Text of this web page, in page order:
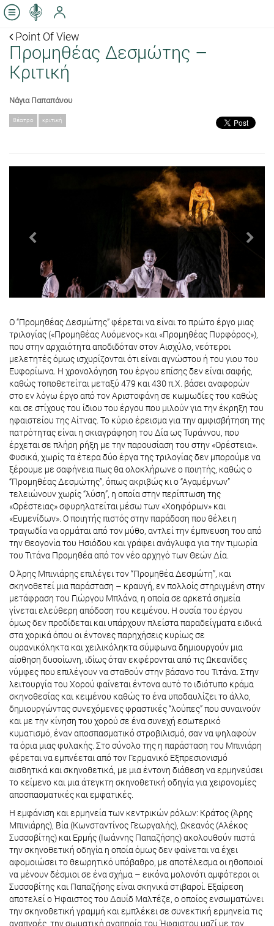
Point Of View
Προμηθέας Δεσμώτης –
Κριτική
Νάγια Παπαπάνου
θέατρο κριτική
Ο “Προμηθέας Δεσμώτης” φέρεται να είναι το πρώτο έργο μιας
τριλογίας («Προμηθέας Λυόμενος» και «Προμηθέας Πυρφόρος»),
που στην αρχαιότητα αποδιδόταν στον Αισχύλο, νεότεροι
μελετητές όμως ισχυρίζονται ότι είναι αγνώστου ή του γιου του
Ευφορίωνα. Η χρονολόγηση του έργου επίσης δεν είναι σαφής,
καθώς τοποθετείται μεταξύ 479 και 430 π.Χ. βάσει αναφορών
στο εν λόγω έργο από τον Αριστοφάνη σε κωμωδίες του καθώς
και σε στίχους του ίδιου του έργου που μιλούν για την έκρηξη του
ηφαιστείου της Αίτνας. Το κύριο έρεισμα για την αμφισβήτηση της
πατρότητας είναι η σκιαγράφηση του Δία ως Τυράννου, που
έρχεται σε πλήρη ρήξη με την παρουσίαση του στην «Ορέστεια».
Φυσικά, χωρίς τα έτερα δύο έργα της τριλογίας δεν μπορούμε να
ξέρουμε με σαφήνεια πως θα ολοκλήρωνε ο ποιητής, καθώς ο
“Προμηθέας Δεσμώτης”, όπως ακριβώς κι ο “Αγαμέμνων”
τελειώνουν χωρίς “λύση”, η οποία στην περίπτωση της
«Ορέστειας» σφυρηλατείται μέσω των «Χοηφόρων» και
«Ευμενίδων». Ο ποιητής πιστός στην παράδοση που θέλει η
τραγωδία να ορμάται από τον μύθο, αντλεί την έμπνευση του από
την Θεογονία του Ησιόδου και γράφει ανάγλυφα για την τιμωρία
του Τιτάνα Προμηθέα από τον νέο αρχηγό των Θεών Δία.
Ο Άρης Μπινιάρης επιλέγει τον “Προμηθέα Δεσμώτη”, και
σκηνοθετεί μια παράσταση – κραυγή, εν πολλοίς στηριγμένη στην
μετάφραση του Γιώργου Μπλάνα, η οποία σε αρκετά σημεία
γίνεται ελεύθερη απόδοση του κειμένου. Η ουσία του έργου
όμως δεν προδίδεται και υπάρχουν πλείστα παραδείγματα ειδικά
στα χορικά όπου οι έντονες παρηχήσεις κυρίως σε
ουρανικόληκτα και χειλικόληκτα σύμφωνα δημιουργούν μια
αίσθηση δυσοίωνη, ιδίως όταν εκφέρονται από τις Ωκεανίδες
νύμφες που επιλέγουν να σταθούν στην βάσανο του Τιτάνα. Στην
λειτουργία του Χορού φαίνεται έντονα αυτό το ιδιότυπο κράμα
σκηνοθεσίας και κειμένου καθώς το ένα υποδαυλίζει το άλλο,
δημιουργώντας συνεχόμενες φραστικές “λούπες” που συναινούν
και με την κίνηση του χορού σε ένα συνεχή εσωτερικό
κυματισμό, έναν αποσπασματικό στροβιλισμό, σαν να ψηλαφούν
τα όρια μιας φυλακής. Στο σύνολο της η παράσταση του Μπινιάρη
φέρεται να εμπνέεται από τον Γερμανικό Εξπρεσιονισμό
αισθητικά και σκηνοθετικά, με μια έντονη διάθεση να ερμηνεύσει
το κείμενο και μια άτεγκτη σκηνοθετική οδηγία για χειρονομίες
αποσπασματικές και εμφατικές.
Η εμφάνιση και ερμηνεία των κεντρικών ρόλων: Κράτος (Άρης
Μπινιάρης), Βία (Κωνσταντίνος Γεωργαλής), Ωκεανός (Αλέκος
Συσσοβίτης) και Ερμής (Ιωάννης Παπαζήσης) ακολουθούν πιστά
την σκηνοθετική οδηγία η οποία όμως δεν φαίνεται να έχει
αφομοιώσει το θεωρητικό υπόβαθρο, με αποτέλεσμα οι ηθοποιοί
να μένουν δέσμιοι σε ένα σχήμα – εικόνα μολονότι αμφότεροι οι
Συσσοβίτης και Παπαζήσης είναι σκηνικά στιβαροί. Εξαίρεση
αποτελεί ο Ήφαιστος του Δαυίδ Μαλτέζε, ο οποίος ενσωματώνει
την σκηνοθετική γραμμή και εμπλέκει σε συνεκτική ερμηνεία τις
αναπνοές, την σωματική αναπηρία του Ήφαιστου μαζί με τον